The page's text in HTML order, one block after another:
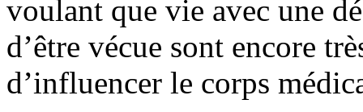
voulant que vie avec une
d’être vécue sont encore
d’influencer le corps